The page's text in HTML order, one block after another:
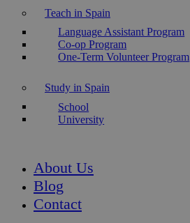
Teach in Spain
Language Assistant Program
Co-op Program
One-Term Volunteer Program
Study in Spain
School
University
About Us
Blog
Contact